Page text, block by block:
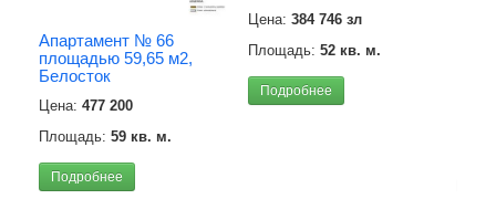
Апартамент № 66
площадью 59,65 м2,
Белосток
Цена: 477 200
Площадь: 59 кв. м.
Подробнее
Цена: 384 746 зл
Площадь: 52 кв. м.
Подробнее